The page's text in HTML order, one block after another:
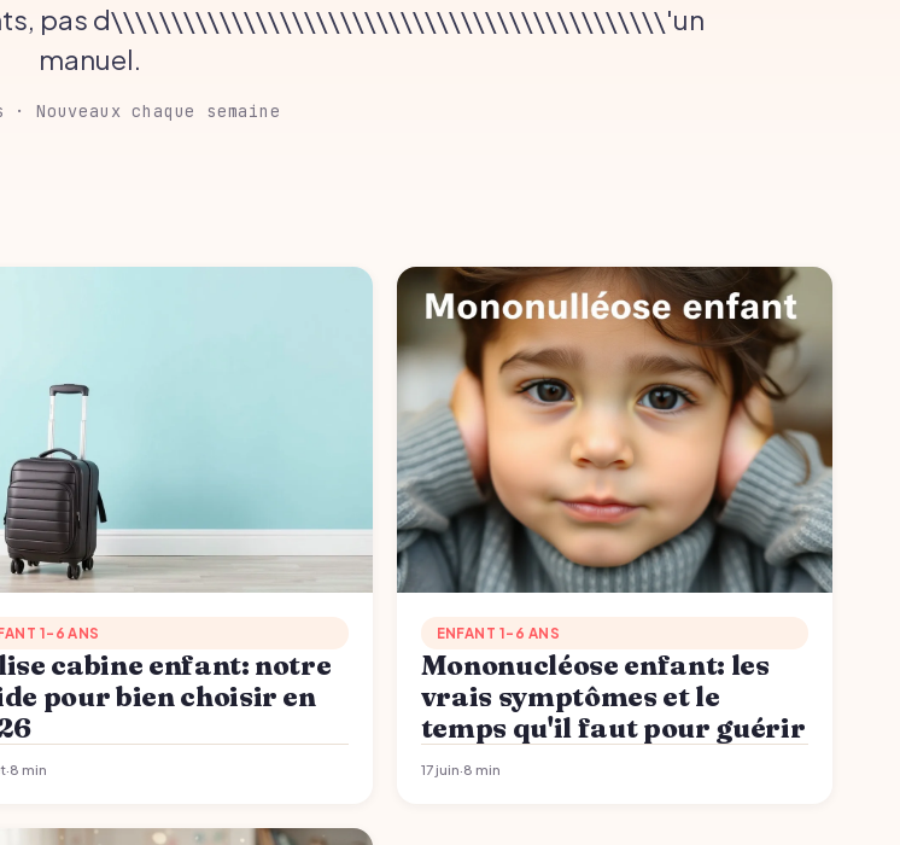
pas d\\\\\\\\\\\\\\\\\\\\\\\\\\\\\\\\\\\\\\\\\\\\\\'un
manuel.
Nouveaux chaque semaine
1-6 ANS
cabine enfant: notre
pour bien choisir en
·8 min
ENFANT 1-6 ANS
Mononucléose enfant: les
vrais symptômes et le
temps qu'il faut pour guérir
17 juin·8 min